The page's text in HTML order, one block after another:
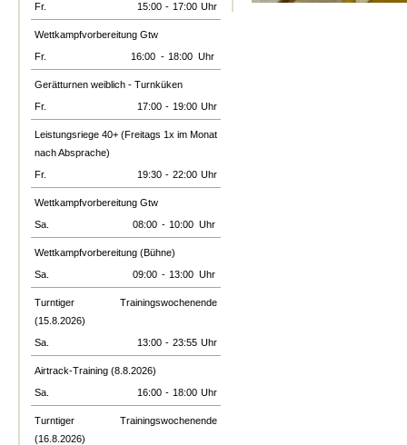
Fr.
15:00 - 17:00 Uhr
Wettkampfvorbereitung Gtw
Fr.
16:00 - 18:00 Uhr
Gerätturnen weiblich - Turnküken
Fr.
17:00 - 19:00 Uhr
Leistungsriege 40+ (Freitags 1x im Monat
nach Absprache)
Fr.
19:30 - 22:00 Uhr
Wettkampfvorbereitung Gtw
Sa.
08:00 - 10:00 Uhr
Wettkampfvorbereitung (Bühne)
Sa.
09:00 - 13:00 Uhr
Turntiger Trainingswochenende
(15.8.2026)
Sa.
13:00 - 23:55 Uhr
Airtrack-Training (8.8.2026)
Sa.
16:00 - 18:00 Uhr
Turntiger Trainingswochenende
(16.8.2026)